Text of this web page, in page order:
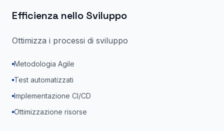
Efficienza nello Sviluppo
Ottimizza i processi di sviluppo
Metodologia Agile
Test automatizzati
Implementazione CI/CD
Ottimizzazione risorse